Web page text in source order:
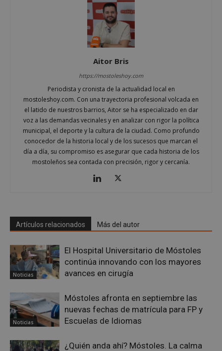
Aitor Bris
https://mostoleshoy.com
Periodista y cronista de la actualidad local en
mostoleshoy.com. Con una trayectoria profesional volcada en
el latido de nuestros barrios, Aitor se ha especializado en dar
voz a las demandas vecinales y en analizar con rigor la política
municipal, el deporte y la cultura de la ciudad. Como profundo
conocedor de la historia local y de los sucesos que marcan el
día a día, su compromiso es asegurar que cada historia de los
mostoleños sea contada con precisión, rigor y cercanía.
Artículos relacionados Más del autor
Noticias
El Hospital Universitario de Móstoles
continúa innovando con los mayores
avances en cirugía
Noticias
Móstoles afronta en septiembre las
nuevas fechas de matrícula para FP y
Escuelas de Idiomas
¿Quién anda ahí? Móstoles. La calma
Cookies de rendimiento
Cookies de preferencias
Cookies de funcionalidad
funcionalidad principal del sitio web, como el
inicio de sesión de usuario y la gestión de cuentas.
El sitio web no se puede utilizar correctamente sin
las cookies estrictamente necesarias.
Nombre
Proveedor/
__cf_bm
Cloudflare Inc.
29 minutos
56